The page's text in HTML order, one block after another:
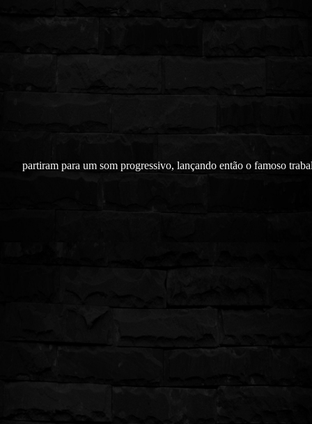
partiram para um som progressivo, lançando então o famoso